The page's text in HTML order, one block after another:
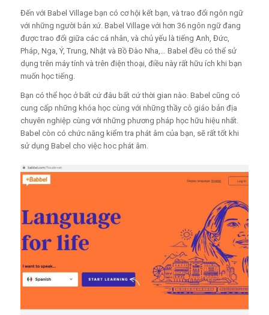
Đến với Babel Village bạn có cơ hội kết bạn, và trao đổi ngôn ngữ
với những người bản xứ. Babel Village với hơn 36 ngôn ngữ đang
được trao đổi giữa các cá nhân, và chủ yếu là tiếng Anh, Đức,
Pháp, Nga, Ý, Trung, Nhật và Bồ Đào Nha,… Babel đều có thể sử
dụng trên máy tính và trên điện thoại, điều này rất hữu ích khi bạn
muốn học tiếng.
Bạn có thể học ở bất cứ đâu bất cứ thời gian nào. Babel cũng có
cung cấp những khóa học cùng với những thầy cô giáo bản địa
chuyên nghiệp cùng với những phương pháp học hữu hiệu nhất.
Babel còn có chức năng kiểm tra phát âm của bạn, sẽ rất tốt khi
sử dụng Babel cho việc hoc phát âm.